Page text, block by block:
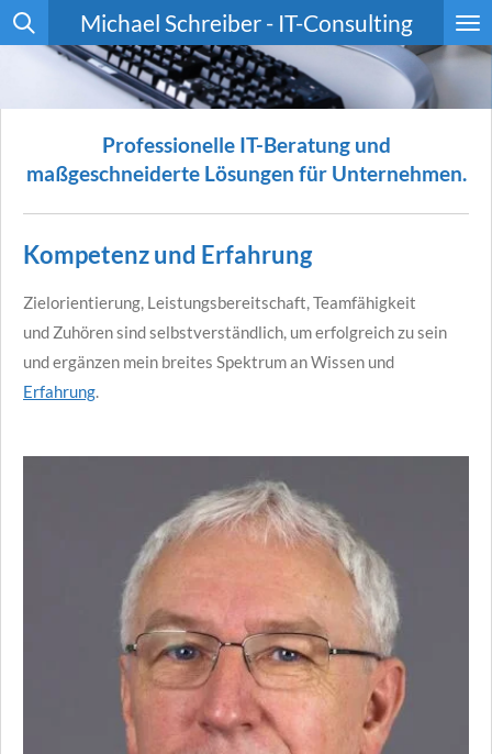
Zum
Hauptinhalt
Michael Schreiber - IT-Consulting
Professionelle IT-Beratung und
maßgeschneiderte Lösungen für Unternehmen.
Kompetenz und Erfahrung
Zielorientierung, Leistungsbereitschaft,Teamfähigkeit
und Zuhören sind selbstverständlich, um erfolgreich zu sein
und ergänzen mein breites Spektrum an Wissen und
Erfahrung.